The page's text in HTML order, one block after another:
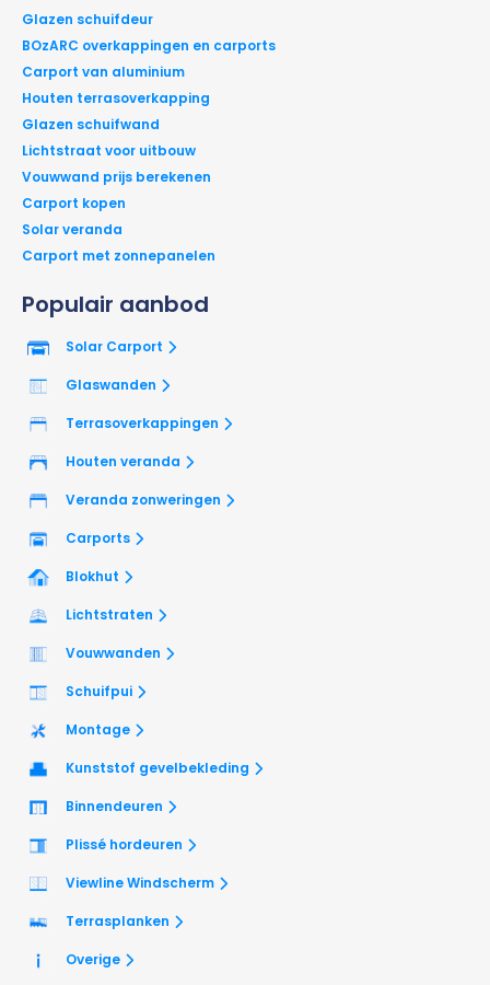
Populair aanbod
Solar Carport
Glaswanden
Terrasoverkappingen
Houten veranda
Veranda zonweringen
Carports
Blokhut
Lichtstraten
Vouwwanden
Schuifpui
Montage
Kunststof gevelbekleding
Binnendeuren
Plissé hordeuren
Viewline Windscherm
Terrasplanken
Overige
Glazen schuifdeur
BOzARC overkappingen en carports
Carport van aluminium
Houten terrasoverkapping
Glazen schuifwand
Lichtstraat voor uitbouw
Vouwwand prijs berekenen
Carport kopen
Solar veranda
Carport met zonnepanelen